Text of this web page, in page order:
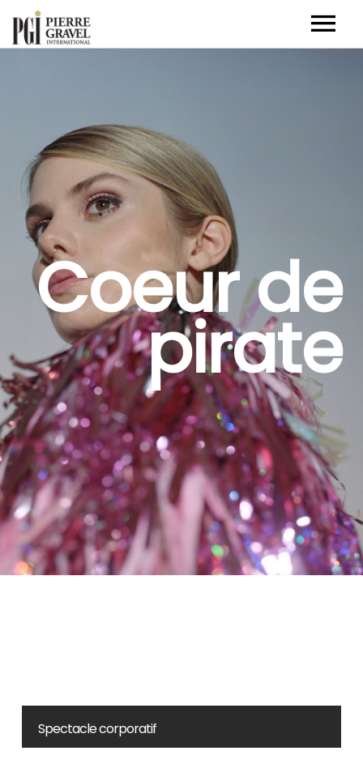
Nouvelles
À propos
Contact
EN
Coeur de
pirate
Spectacle corporatif